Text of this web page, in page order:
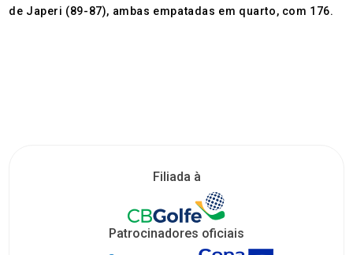
de Japeri (89-87), ambas empatadas em quarto, com 176.
Filiada à
Patrocinadores oficiais